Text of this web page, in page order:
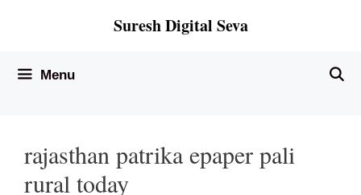
Suresh Digital Seva
Menu
rajasthan patrika epaper pali
rural today